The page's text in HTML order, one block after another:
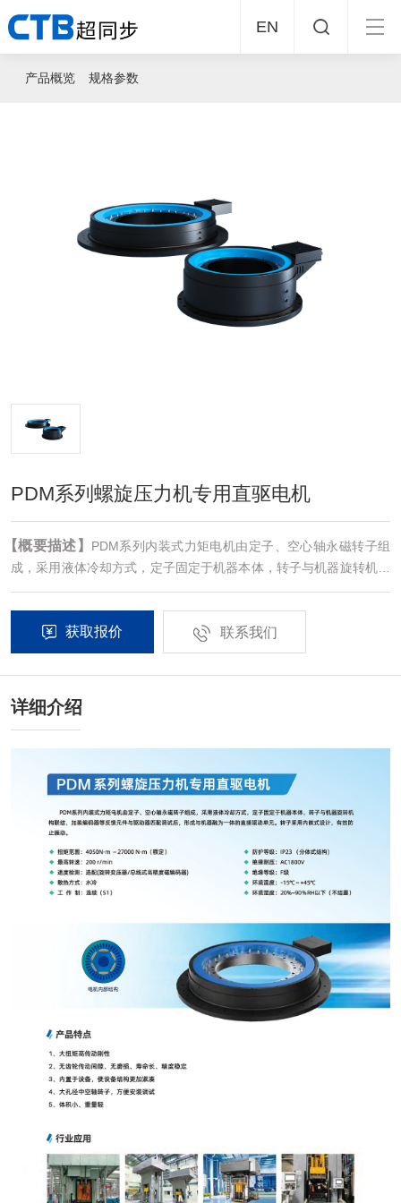
EN
产品概览 规格参数
PDM系列螺旋压力机专用直驱电机
【概要描述】 PDM系列内装式力矩电机由定子、空心轴永磁转子组
成，采用液体冷却方式，定子固定于机器本体，转子与机器旋转机构
联结，加装编码器等反馈元件与驱动器匹配调试后，形成与机器融为
一体的直接驱动单元。转子采用内嵌式设计，有效防止振动。
获取报价 联系我们
详细介绍